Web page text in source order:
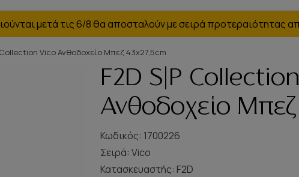
μετά τις 6/8 θα αποσταλούν με σειρά προτεραιότητας
Collection Vico Ανθοδοχείο Μπεζ 43x27,5cm
F2D S|P
Ανθοδοχείο Μπεζ
Κωδικός: 1700226
Σειρά: Vico
Κατασκευαστής: F2D